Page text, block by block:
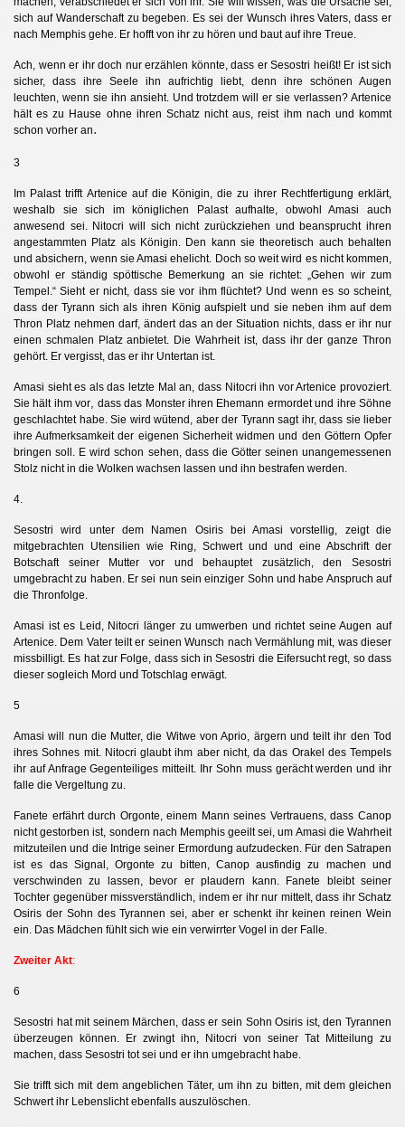
sich auf Wanderschaft zu begeben. Es sei der Wunsch ihres Vaters, dass er
nach Memphis gehe. Er hofft von ihr zu hören und baut auf ihre Treue.
Ach, wenn er ihr doch nur erzählen könnte, dass er Sesostri heißt! Er ist sich
sicher, dass ihre Seele ihn aufrichtig liebt, denn ihre schönen Augen
leuchten, wenn sie ihn ansieht. Und trotzdem will er sie verlassen? Artenice
hält es zu Hause ohne ihren Schatz nicht aus, reist ihm nach und kommt
schon vorher an.
3
Im Palast trifft Artenice auf die Königin, die zu ihrer Rechtfertigung erklärt,
weshalb sie sich im königlichen Palast aufhalte, obwohl Amasi auch
anwesend sei. Nitocri will sich nicht zurückziehen und beansprucht ihren
angestammten Platz als Königin. Den kann sie theoretisch auch behalten
und absichern, wenn sie Amasi ehelicht. Doch so weit wird es nicht kommen,
obwohl er ständig spöttische Bemerkung an sie richtet: „Gehen wir zum
Tempel.“ Sieht er nicht, dass sie vor ihm flüchtet? Und wenn es so scheint,
dass der Tyrann sich als ihren König aufspielt und sie neben ihm auf dem
Thron Platz nehmen darf, ändert das an der Situation nichts, dass er ihr nur
einen schmalen Platz anbietet. Die Wahrheit ist, dass ihr der ganze Thron
gehört. Er vergisst, das er ihr Untertan ist.
Amasi sieht es als das letzte Mal an, dass Nitocri ihn vor Artenice provoziert.
Sie hält ihm vor dass das Monster ihren Ehemann ermordet und ihre Söhne
geschlachtet habe. Sie wird wütend, aber der Tyrann sagt ihr, dass sie lieber
ihre Aufmerksamkeit der eigenen Sicherheit widmen und den Göttern Opfer
bringen soll. E wird schon sehen, dass die Götter seinen unangemessenen
Stolz nicht in die Wolken wachsen lassen und ihn bestrafen werden.
4.
Sesostri wird unter dem Namen Osiris bei Amasi vorstellig, zeigt die
mitgebrachten Utensilien wie Ring, Schwert und und eine Abschrift der
Botschaft seiner Mutter vor und behauptet zusätzlich, den Sesostri
umgebracht zu haben. Er sei nun sein einziger Sohn und habe Anspruch auf
die Thronfolge.
Amasi ist es Leid, Nitocri länger zu umwerben und richtet seine Augen auf
Artenice. Dem Vater teilt er seinen Wunsch nach Vermählung mit, was dieser
missbilligt. Es hat zur Folge, dass sich in Sesostri die Eifersucht regt, so dass
dieser sogleich Mord und Totschlag erwägt.
5
Amasi will nun die Mutter, die Witwe von Aprio, ärgern und teilt ihr den Tod
ihres Sohnes mit. Nitocri glaubt ihm aber nicht, da das Orakel des Tempels
ihr auf Anfrage Gegenteiliges mitteilt. Ihr Sohn muss gerächt werden und ihr
falle die Vergeltung zu.
Fanete erfährt durch Orgonte, einem Mann seines Vertrauens, dass Canop
nicht gestorben ist, sondern nach Memphis geeilt sei, um Amasi die Wahrheit
mitzuteilen und die Intrige seiner Ermordung aufzudecken. Für den Satrapen
ist es das Signal, Orgonte zu bitten, Canop ausfindig zu machen und
verschwinden zu lassen, bevor er plaudern kann. Fanete bleibt seiner
Tochter gegenüber missverständlich, indem er ihr nur mittelt, dass ihr Schatz
Osiris der Sohn des Tyrannen sei, aber er schenkt ihr keinen reinen Wein
ein. Das Mädchen fühlt sich wie ein verwirrter Vogel in der Falle.
Zweiter Akt:
6
Sesostri hat mit seinem Märchen, dass er sein Sohn Osiris ist, den Tyrannen
überzeugen können. Er zwingt ihn, Nitocri von seiner Tat Mitteilung zu
machen, dass Sesostri tot sei und er ihn umgebracht habe.
Sie trifft sich mit dem angeblichen Täter, um ihn zu bitten, mit dem gleichen
Schwert ihr Lebenslicht ebenfalls auszulöschen.